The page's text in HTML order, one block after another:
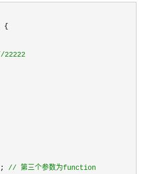
{
22222
// 第三个参数为function